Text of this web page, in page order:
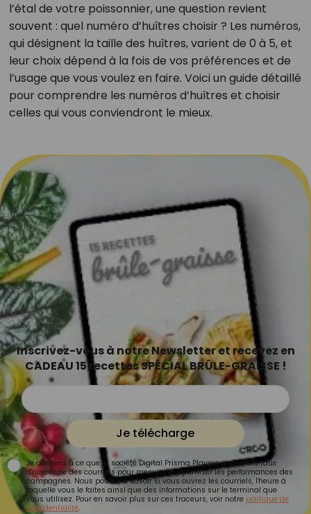
l’étal de votre poissonnier, une question revient
souvent : quel numéro d’huîtres choisir ? Les numéros,
qui désignent la taille des huîtres, varient de 0 à 5, et
leur choix dépend à la fois de vos préférences et de
l’usage que vous voulez en faire. Voici un guide détaillé
pour comprendre les numéros d’huîtres et choisir
celles qui vous conviendront le mieux.
Inscrivez-vous à notre Newsletter et recevez en
CADEAU 15 recettes SPÉCIAL BRÛLE-GRAISSE !
Je télécharge
Je consens à ce que la société Digital Prisma Players analyse le taux
d'ouverture des courriels pour mesurer et optimiser les performances des
campagnes. Nous pourrons savoir si vous ouvrez les courriels, l'heure à
laquelle vous le faites ainsi que des informations sur le terminal que
vous utilisez. Pour en savoir plus sur ces traceurs, voir notre politique de
confidentialité.